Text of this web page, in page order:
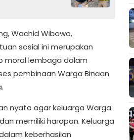
Wachid Wibowo,
sosial ini merupakan
moral lembaga dalam
pembinaan Warga Binaan
nyata agar keluarga Warga
memiliki harapan. Keluarga
keberhasilan